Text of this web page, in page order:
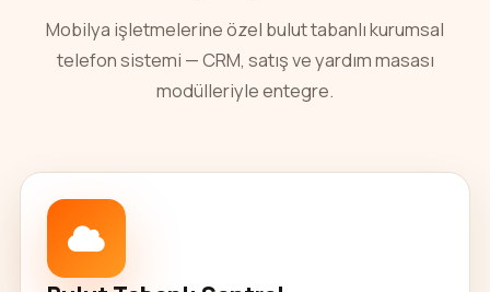
Mobilya işletmelerine özel bulut tabanlı kurumsal
telefon sistemi — CRM, satış ve yardım masası
modülleriyle entegre.